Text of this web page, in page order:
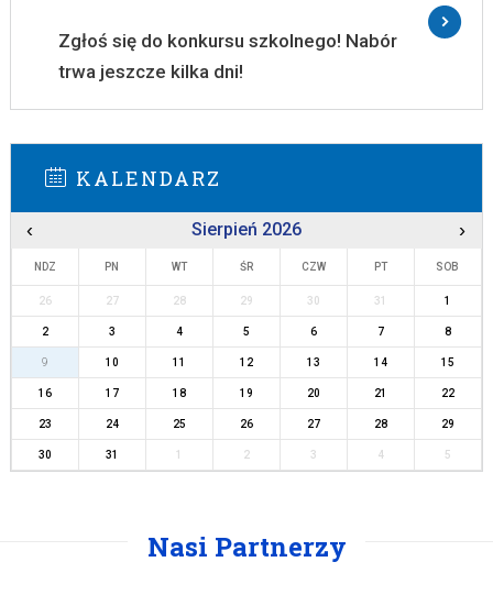
Zgłoś się do konkursu szkolnego! Nabór
trwa jeszcze kilka dni!
KALENDARZ
‹ Sierpień 2026 ›
NDZ PN WT ŚR CZW PT SOB
26 27 28 29 30 31 1
2 3 4 5 6 7 8
9 10 11 12 13 14 15
16 17 18 19 20 21 22
23 24 25 26 27 28 29
30 31 2 3 4 5
Nasi Partnerzy